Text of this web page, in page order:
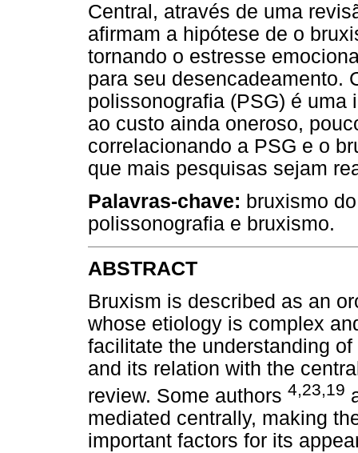
Central, através de uma
afirmam a hipótese de o
tornando o estresse
para seu desencadeamento.
polissonografia (PSG) é uma
ao custo ainda oneroso,
correlacionando a PSG e o
que mais pesquisas sejam
Palavras-chave: bruxismo
polissonografia e bruxismo.
ABSTRACT
Bruxism is described as an
whose etiology is complex
facilitate the understanding
and its relation with the
review. Some authors 4,23,19
mediated centrally, making
important factors for its